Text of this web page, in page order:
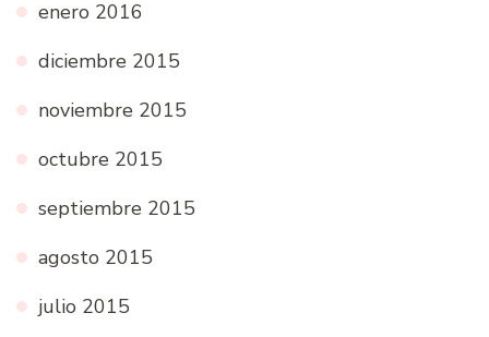
enero 2016
diciembre 2015
noviembre 2015
octubre 2015
septiembre 2015
agosto 2015
julio 2015